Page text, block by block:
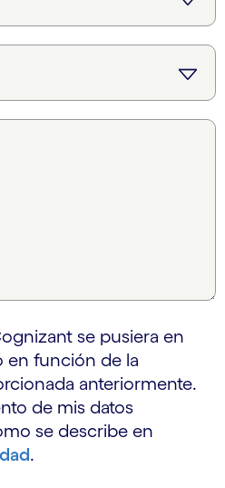
se pusiera en
función de la
anteriormente.
de mis datos
se describe en
.